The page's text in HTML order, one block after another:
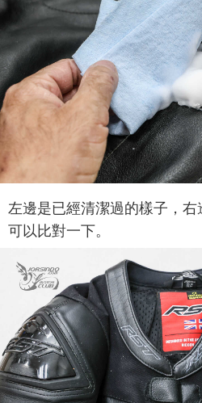
左邊是已經清潔過的樣子，右
可以比對一下。